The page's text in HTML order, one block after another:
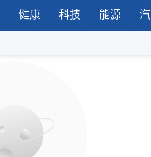
健康 科技 能源